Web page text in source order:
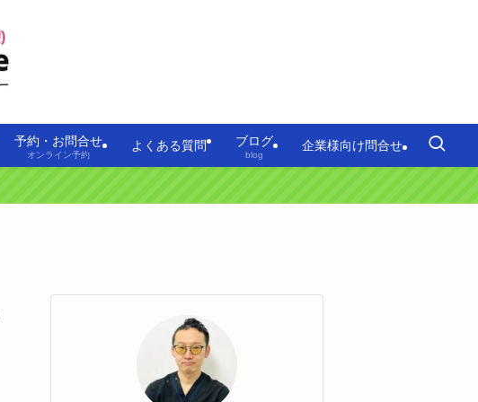
予約・お問合せ
オンライン予約
よくある質問 ブログ
blog
企業様向け問合せ